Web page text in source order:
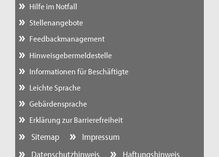
Hilfe im Notfall
Stellenangebote
Feedbackmanagement
Hinweisgebermeldestelle
Informationen für Beschäftigte
Leichte Sprache
Gebärdensprache
Erklärung zur Barrierefreiheit
Sitemap
Impressum
Datenschutzhinweis
Haftungshinweis